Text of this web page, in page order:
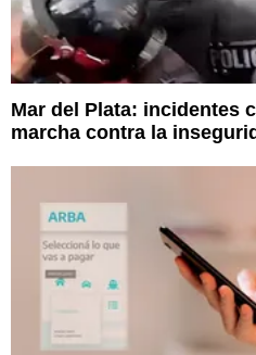
Mar del Plata: incidentes
marcha contra la